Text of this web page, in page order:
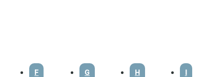
F G H I